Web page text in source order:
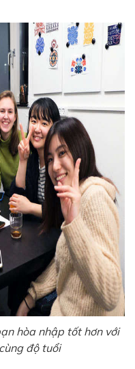
hòa nhập tốt hơn với
độ tuổi